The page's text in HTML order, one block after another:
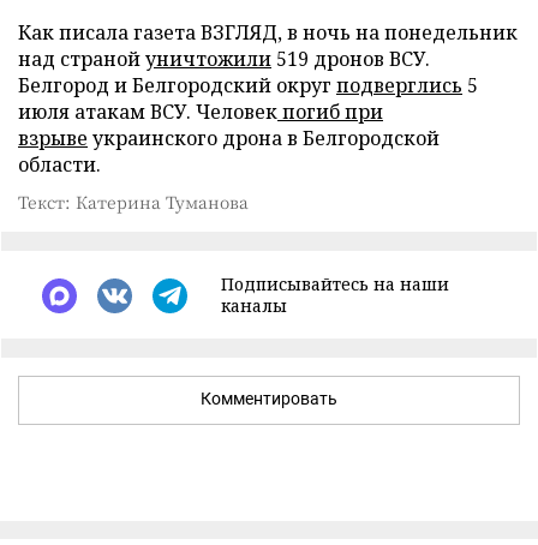
Как писала газета ВЗГЛЯД, в ночь на понедельник
над странойуничтожили 519 дронов ВСУ.
Белгород и Белгородский округ подверглись 5
июля атакам ВСУ. Человекпогиб при
взрыве украинского дрона в Белгородской
области.
Текст: Катерина Туманова
Подписывайтесь на наши
каналы
Комментировать